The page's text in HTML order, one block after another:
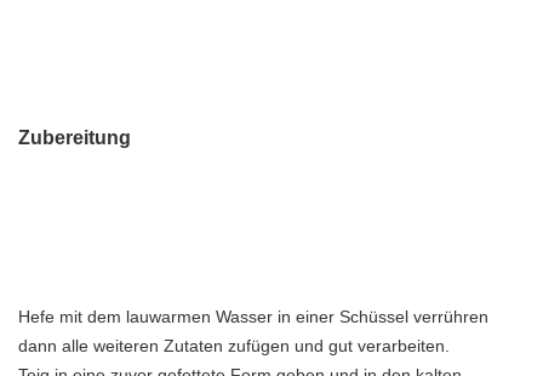
Zubereitung
Hefe mit dem lauwarmen Wasser in einer Schüssel verrühren
dann alle weiteren Zutaten zufügen und gut verarbeiten.